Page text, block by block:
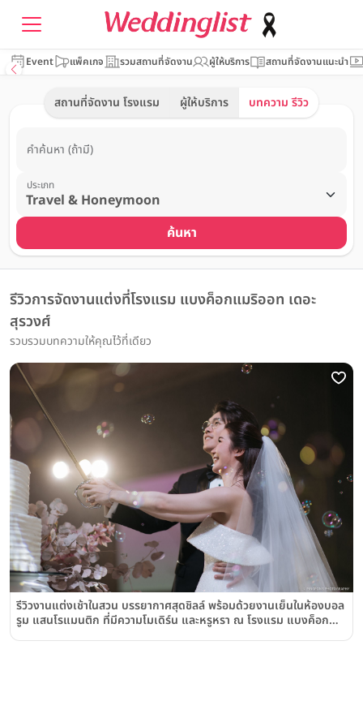
Event แพ็คเกจ รวมสถานที่จัดงาน ผู้ให้บริการ สถานที่จัดงานแนะนำ
สถานที่จัดงาน โรงแรม ผู้ให้บริการ บทความ รีวิว
คำค้นหา (ถ้ามี)
ประเภท
ค้นหา
รีวิวการจัดงานแต่งที่โรงแรม แบงค็อกแมริออท เดอะ
สุรวงศ์
รวบรวมบทความให้คุณไว้ที่เดียว
รีวิวงานแต่งเช้าในสวน บรรยากาศสุดชิลล์ พร้อมด้วยงานเย็นในห้องบอล
รูม แสนโรแมนติก ที่มีความโมเดิร์น และหรูหรา ณ โรงแรม แบงค็อก